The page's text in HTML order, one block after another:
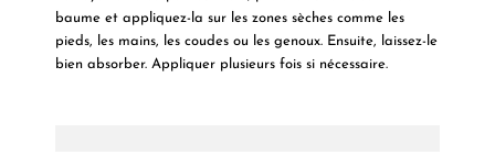
baume et appliquez-la sur les zones sèches comme les
pieds, les mains, les coudes ou les genoux. Ensuite, laissez-le
bien absorber. Appliquer plusieurs fois si nécessaire.